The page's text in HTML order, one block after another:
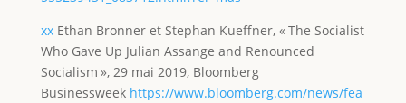
xx Ethan Bronner et Stephan Kueffner, « The Socialist
Who Gave Up Julian Assange and Renounced
Socialism », 29 mai 2019, Bloomberg
Businessweek https://www.bloomberg.com/news/fea